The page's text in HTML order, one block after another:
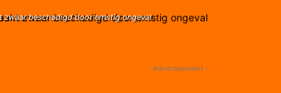
zwaar beschadigd door ernstig ongeval
- Advertisement -